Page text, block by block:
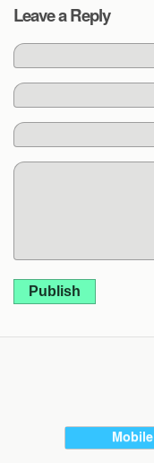
Leave a Reply
Publish
Mobile